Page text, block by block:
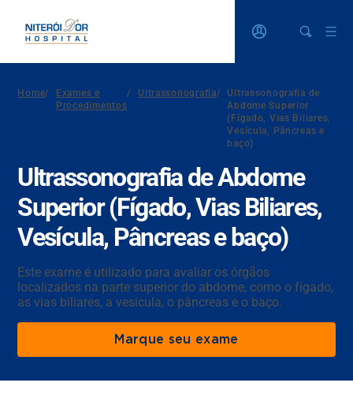
Home/
Exames e
Procedimentos
/ Ultrassonografia/
Ultrassonografia de
Abdome Superior
(Fígado, Vias Biliares,
Vesícula, Pâncreas e
baço)
Ultrassonografia de Abdome
Superior (Fígado, Vias Biliares,
Vesícula, Pâncreas e baço)
Este exame é utilizado para avaliar os órgãos
localizados na parte superior do abdome, como o fígado,
as vias biliares, a vesícula, o pâncreas e o baço.
Marque seu exame